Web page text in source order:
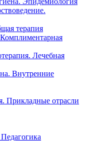
терапия
Лечебная
Внутренние
Прикладные отрасли